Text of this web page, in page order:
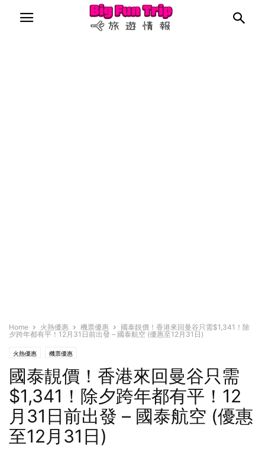
Home 火熱優惠 機票優惠
國泰靚價！香港來回曼谷只需$1,341！除
夕跨年都有平！12月31日前出發 – 國泰航空 (優惠至12月31日)
火熱優惠 機票優惠
國泰靚價！香港來回曼谷只需
$1,341！除夕跨年都有平！12
月31日前出發 – 國泰航空 (優惠
至12月31日)